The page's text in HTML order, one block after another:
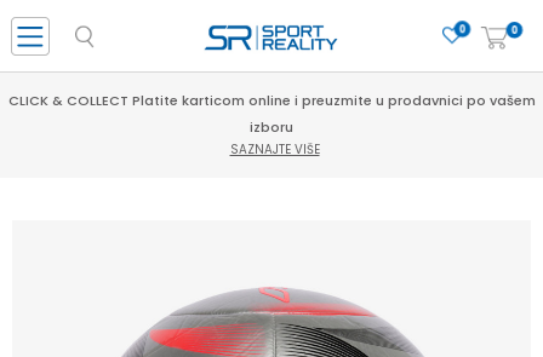
0
0
PORUČI ONLINE I UŠTEDI
SAZNAJTE VIŠE